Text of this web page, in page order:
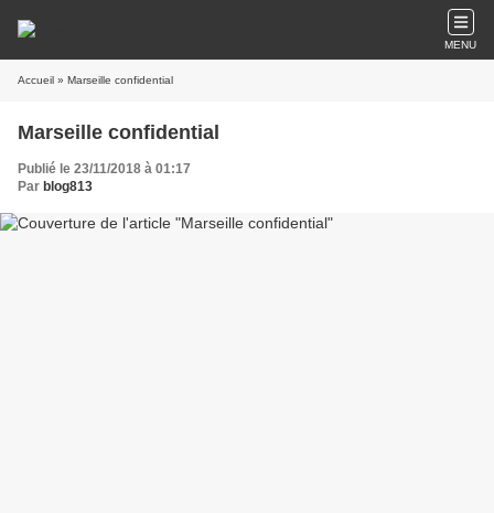
MENU
Accueil » Marseille confidential
Marseille confidential
Publié le 23/11/2018 à 01:17
Par blog813